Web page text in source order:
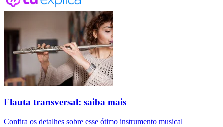
Flauta transversal: saiba mais
Confira os detalhes sobre esse ótimo instrumento musical